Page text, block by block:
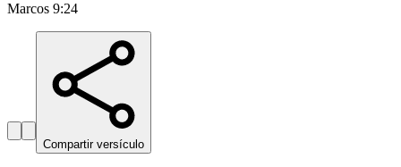
Marcos 9:24
Compartir versículo